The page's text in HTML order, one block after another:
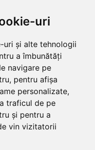
uri
uri și alte tehnologii
a îmbunătăți
navigare pe
pentru afișa
personalizate,
traficul de pe
și pentru a
vin vizitatorii
& longboard
Cruz
Skateboards
rolele
ochelarii
de soare Oakley
de soare Alpina
manusi